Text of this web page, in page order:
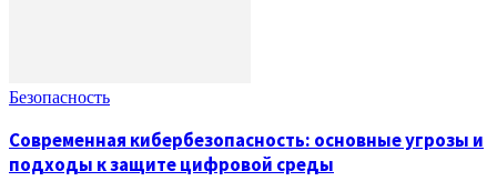
Безопасность
Современная кибербезопасность: основные угрозы и
подходы к защите цифровой среды